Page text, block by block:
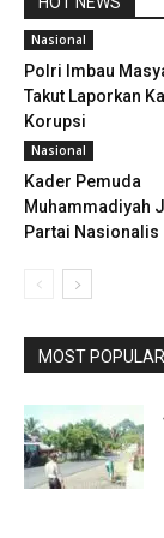
Nasional
Polri Imbau
Takut Laporkan
Korupsi
Nasional
Kader Pemuda
Muhammadiyah
Partai Nasionalis
MOST POPULAR